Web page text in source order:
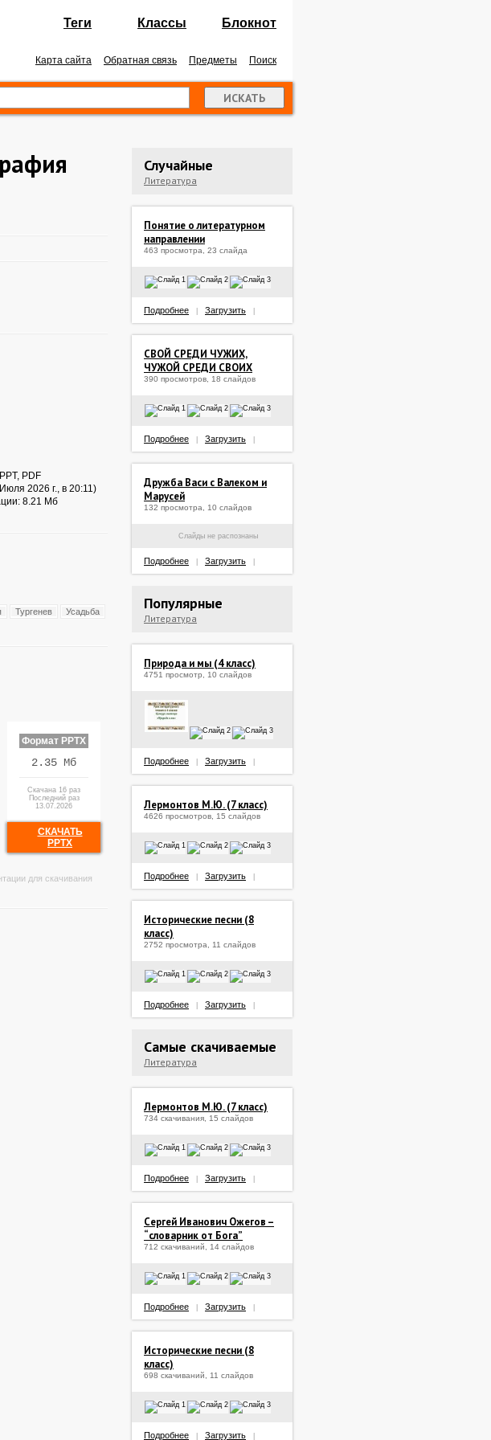
Теги Классы Блокнот
Карта сайта Обратная связь Предметы Поиск
PPT, PDF
2026 г., в 20:11)
8.21 Мб
Тургенев Усадьба
Формат PPTX
2.35 Мб
Скачана 16 раз
Последний раз
13.07.2026
СКАЧАТЬ
PPTX
для скачивания
Случайные
Литература
Понятие о литературном
направлении
463 просмотра, 23 слайда
Подробнее Загрузить
СВОЙ СРЕДИ ЧУЖИХ,
ЧУЖОЙ СРЕДИ СВОИХ
390 просмотров, 18 слайдов
Подробнее Загрузить
Дружба Васи с Валеком и
Марусей
132 просмотра, 10 слайдов
Слайды не распознаны
Подробнее Загрузить
Популярные
Литература
Природа и мы (4 класс)
4751 просмотр, 10 слайдов
Подробнее Загрузить
Лермонтов М.Ю. (7 класс)
4626 просмотров, 15 слайдов
Подробнее Загрузить
Исторические песни (8
класс)
2752 просмотра, 11 слайдов
Подробнее Загрузить
Самые скачиваемые
Литература
Лермонтов М.Ю. (7 класс)
734 скачивания, 15 слайдов
Подробнее Загрузить
Сергей Иванович Ожегов –
“словарник от Бога”
712 скачиваний, 14 слайдов
Подробнее Загрузить
Исторические песни (8
класс)
698 скачиваний, 11 слайдов
Подробнее Загрузить